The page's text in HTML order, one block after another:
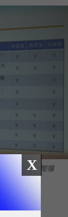
高性能工程塑膠
X